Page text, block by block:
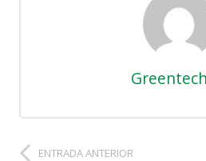
ENTRADA ANTERIOR